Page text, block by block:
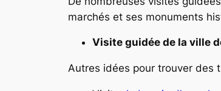
marchés et ses monuments
Visite guidée de la ville
Autres idées pour trouver des